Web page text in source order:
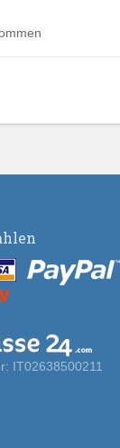
IT02638500211